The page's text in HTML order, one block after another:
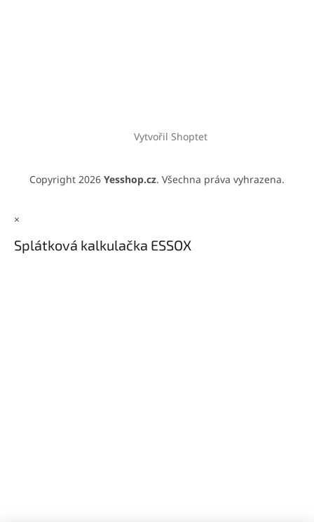
Vytvořil Shoptet
Copyright 2026 Yesshop.cz. Všechna práva vyhrazena.
×
Splátková kalkulačka ESSOX